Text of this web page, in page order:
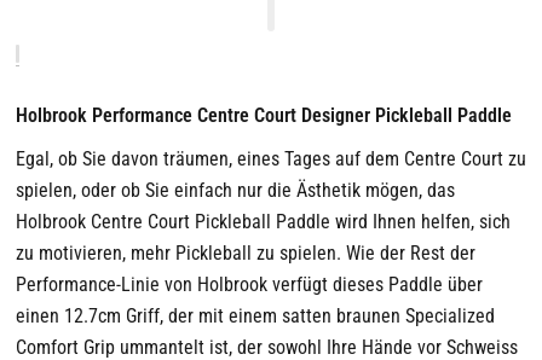
Holbrook Performance Centre Court Designer Pickleball Paddle
Egal, ob Sie davon träumen, eines Tages auf dem Centre Court zu
spielen, oder ob Sie einfach nur die Ästhetik mögen, das
Holbrook Centre Court Pickleball Paddle wird Ihnen helfen, sich
zu motivieren, mehr Pickleball zu spielen. Wie der Rest der
Performance-Linie von Holbrook verfügt dieses Paddle über
einen 12.7cm Griff, der mit einem satten braunen Specialized
Comfort Grip ummantelt ist, der sowohl Ihre Hände vor Schweiss